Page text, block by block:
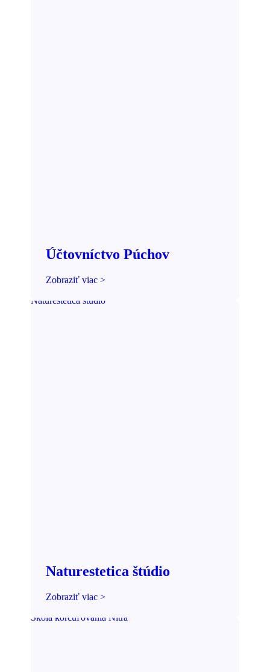
Účtovníctvo Púchov
Zobraziť viac >
Naturestetica štúdio
Naturestetica štúdio
Zobraziť viac >
Škola korčuľovania Nitra